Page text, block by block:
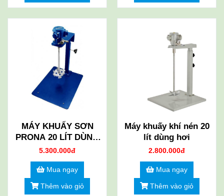
MÁY KHUẤY SƠN
PRONA 20 LÍT DÙNG
HƠI
5.300.000đ
Mua ngay
Thêm vào giỏ
Máy khuấy khí nén 20
lít dùng hơi
2.800.000đ
Mua ngay
Thêm vào giỏ